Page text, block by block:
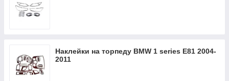
Наклейки на торпеду BMW 1 series E81 2004-
2011